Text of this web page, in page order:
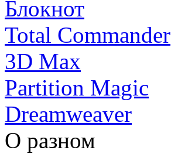
Блокнот
Total Commander
3D Max
Partition Magic
Dreamweaver
О разном